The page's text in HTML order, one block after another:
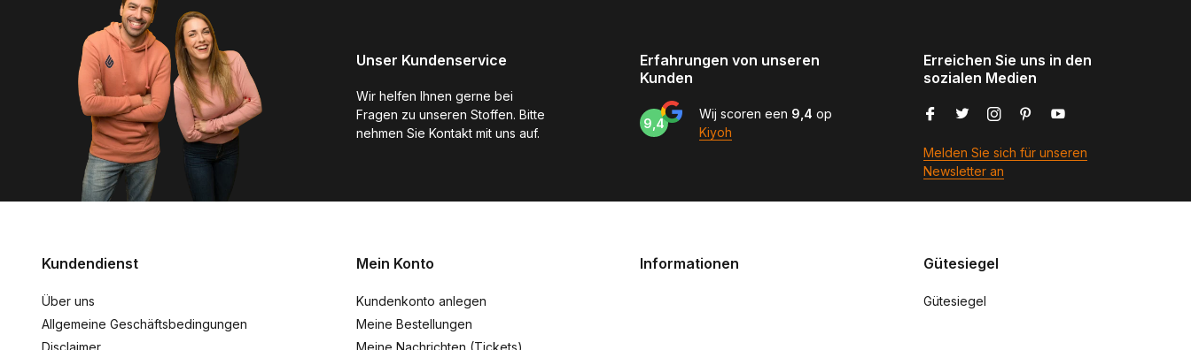
Unser Kundenservice
Wir helfen Ihnen gerne bei
Fragen zu unseren Stoffen. Bitte
nehmen Sie Kontakt mit uns auf.
Erfahrungen von unseren
Kunden
9,4
Wij scoren een 9,4 op
Kiyoh
Erreichen Sie uns in den
sozialen Medien
Melden Sie sich für unseren
Newsletter an
Kundendienst
Über uns
Allgemeine Geschäftsbedingungen
Disclaimer
Mein Konto
Kundenkonto anlegen
Meine Bestellungen
Meine Nachrichten (Tickets)
Informationen Gütesiegel
Gütesiegel